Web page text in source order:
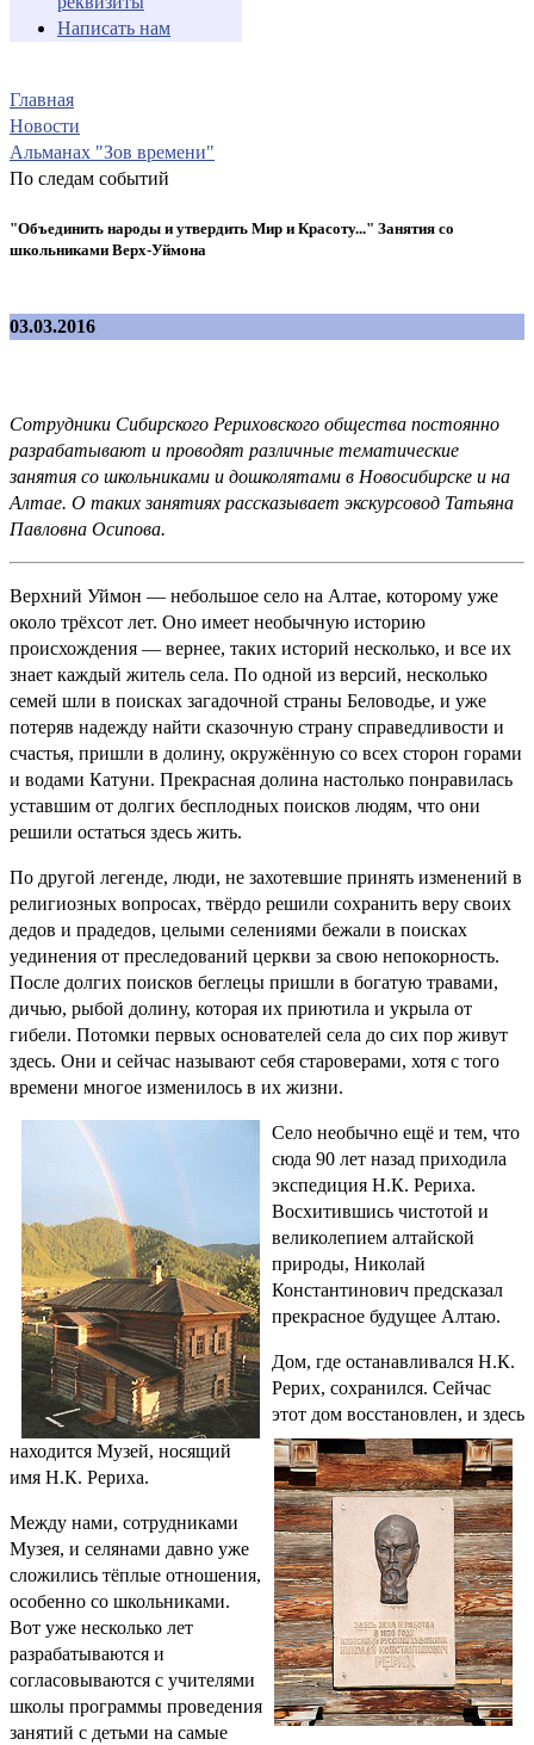
Написать нам
Главная
Новости
Альманах "Зов времени"
По следам событий
"Объединить народы и утвердить Мир и Красоту..." Занятия со
школьниками Верх-Уймона
03.03.2016
Сотрудники Сибирского Рериховского общества постоянно
разрабатывают и проводят различные тематические
занятия со школьниками и дошколятами в Новосибирске и на
Алтае. О таких занятиях рассказывает экскурсовод Татьяна
Павловна Осипова.
Верхний Уймон — небольшое село на Алтае, которому уже
около трёхсот лет. Оно имеет необычную историю
происхождения — вернее, таких историй несколько, и все их
знает каждый житель села. По одной из версий, несколько
семей шли в поисках загадочной страны Беловодье, и уже
потеряв надежду найти сказочную страну справедливости и
счастья, пришли в долину, окружённую со всех сторон горами
и водами Катуни. Прекрасная долина настолько понравилась
уставшим от долгих бесплодных поисков людям, что они
решили остаться здесь жить.
По другой легенде, люди, не захотевшие принять изменений в
религиозных вопросах, твёрдо решили сохранить веру своих
дедов и прадедов, целыми селениями бежали в поисках
уединения от преследований церкви за свою непокорность.
После долгих поисков беглецы пришли в богатую травами,
дичью, рыбой долину, которая их приютила и укрыла от
гибели. Потомки первых основателей села до сих пор живут
здесь. Они и сейчас называют себя староверами, хотя с того
времени многое изменилось в их жизни.
Село необычно ещё и тем, что
сюда 90 лет назад приходила
экспедиция Н.К. Рериха.
Восхитившись чистотой и
великолепием алтайской
природы, Николай
Константинович предсказал
прекрасное будущее Алтаю.
Дом, где останавливался Н.К.
Рерих, сохранился. Сейчас
этот дом восстановлен, и здесь
находится Музей, носящий
имя Н.К. Рериха.
Между нами, сотрудниками
Музея, и селянами давно уже
сложились тёплые отношения,
особенно со школьниками.
Вот уже несколько лет
разрабатываются и
согласовываются с учителями
школы программы проведения
занятий с детьми на самые